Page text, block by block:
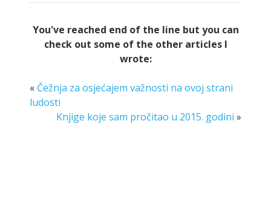
You've reached end of the line but you can
check out some of the other articles I
wrote:
« Čežnja za osjećajem važnosti na ovoj strani
ludosti
Knjige koje sam pročitao u 2015. godini »